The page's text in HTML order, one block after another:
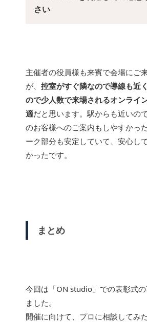
さい
主催者の役員様も来賓で会場にご
が、 控室がすぐ隣なので導線も近
ので少人数で来場されるオンライ
適だと思います。駅からも近いの
のお客様へのご案内もしやすかっ
ーク部分も安定していて、安心し
かったです。
まとめ
今回は「ON studio」での表彰式
ました。
開催に向けて、プロに相談してみ